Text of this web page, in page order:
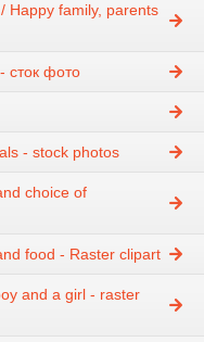
Happy family, parents
сток фото
- stock photos
choice of
food - Raster clipart
and a girl - raster